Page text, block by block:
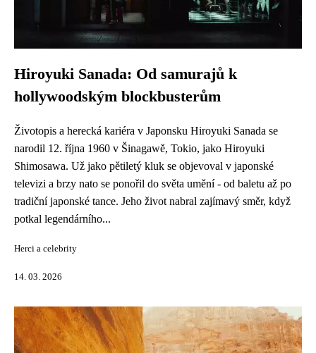
Hiroyuki Sanada: Od samurajů k
hollywoodským blockbusterům
Životopis a herecká kariéra v Japonsku Hiroyuki Sanada se
narodil 12. října 1960 v Šinagawě, Tokio, jako Hiroyuki
Shimosawa. Už jako pětiletý kluk se objevoval v japonské
televizi a brzy nato se ponořil do světa umění - od baletu až po
tradiční japonské tance. Jeho život nabral zajímavý směr, když
potkal legendárního...
Herci a celebrity
14. 03. 2026